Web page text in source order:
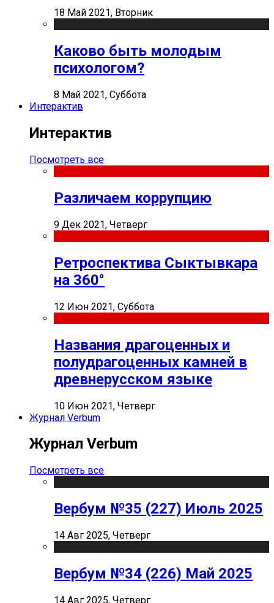
18 Май 2021, Вторник
Каково быть молодым
психологом?
8 Май 2021, Суббота
Интерактив
Интерактив
Посмотреть все
Различаем коррупцию
9 Дек 2021, Четверг
Ретроспектива Сыктывкара
на 360°
12 Июн 2021, Суббота
Названия драгоценных и
полудрагоценных камней в
древнерусском языке
10 Июн 2021, Четверг
Журнал Verbum
Журнал Verbum
Посмотреть все
Вербум №35 (227) Июль 2025
14 Авг 2025, Четверг
Вербум №34 (226) Май 2025
14 Авг 2025, Четверг